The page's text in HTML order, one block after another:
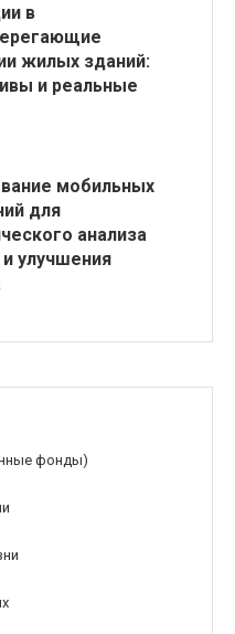
в
жилых зданий:
и реальные
мобильных
для
анализа
улучшения
фонды)